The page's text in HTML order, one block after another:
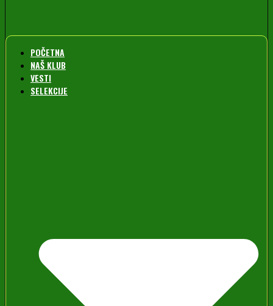
POČETNA
NAŠ KLUB
VESTI
SELEKCIJE